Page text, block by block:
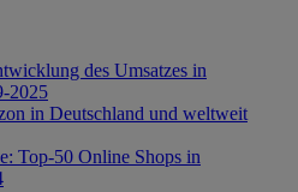
des Umsatzes in
2025
in Deutschland und weltweit
Top-50 Online Shops in